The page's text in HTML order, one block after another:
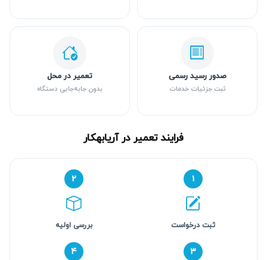
صدور رسید رسمی
ثبت جزئیات خدمات
تعمیر در محل
بدون جابه‌جایی دستگاه
فرایند تعمیر در آریابهکار
۱
ثبت درخواست
۲
بررسی اولیه
۳ ۴